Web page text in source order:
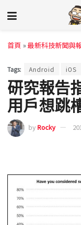
首頁 »最新科技新聞與
Tags: Android iOS
研究報告
用戶想跳
byRocky